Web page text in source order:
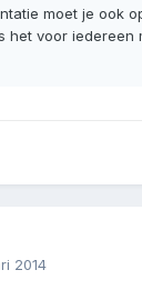
moet je ook
het voor iedereen
2014